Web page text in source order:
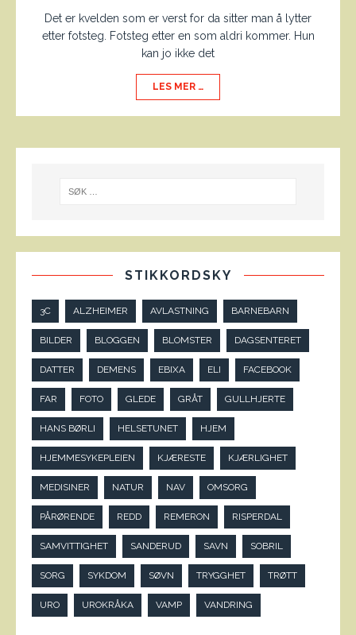
Det er kvelden som er verst for da sitter man å lytter
etter fotsteg. Fotsteg etter en som aldri kommer. Hun
kan jo ikke det
LES MER …
STIKKORDSKY
3C ALZHEIMER AVLASTNING BARNEBARN
BILDER BLOGGEN BLOMSTER DAGSENTERET
DATTER DEMENS EBIXA ELI FACEBOOK
FAR FOTO GLEDE GRÅT GULLHJERTE
HANS BØRLI HELSETUNET HJEM
HJEMMESYKEPLEIEN KJÆRESTE KJÆRLIGHET
MEDISINER NATUR NAV OMSORG
PÅRØRENDE REDD REMERON RISPERDAL
SAMVITTIGHET SANDERUD SAVN SOBRIL
SORG SYKDOM SØVN TRYGGHET TRØTT
URO UROKRÅKA VAMP VANDRING